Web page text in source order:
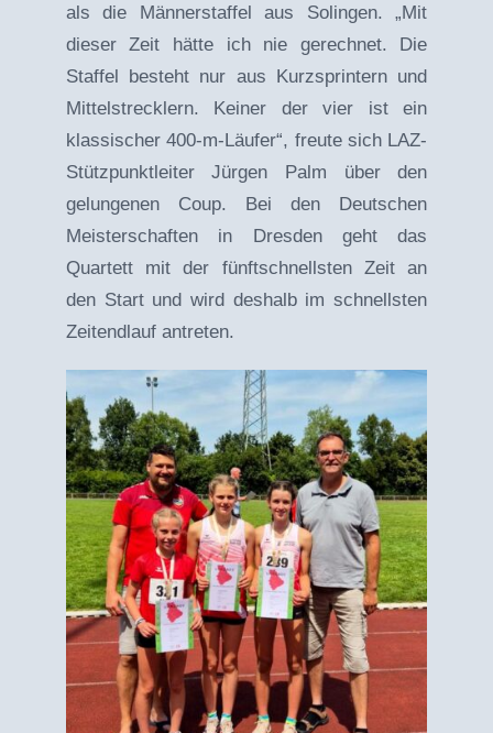
als die Männerstaffel aus Solingen. „Mit
dieser Zeit hätte ich nie gerechnet. Die
Staffel besteht nur aus Kurzsprintern und
Mittelstrecklern. Keiner der vier ist ein
klassischer 400-m-Läufer“, freute sich LAZ-
Stützpunktleiter Jürgen Palm über den
gelungenen Coup. Bei den Deutschen
Meisterschaften in Dresden geht das
Quartett mit der fünftschnellsten Zeit an
den Start und wird deshalb im schnellsten
Zeitendlauf antreten.